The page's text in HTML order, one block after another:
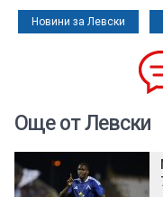
Новини за Левски
Още от Левски